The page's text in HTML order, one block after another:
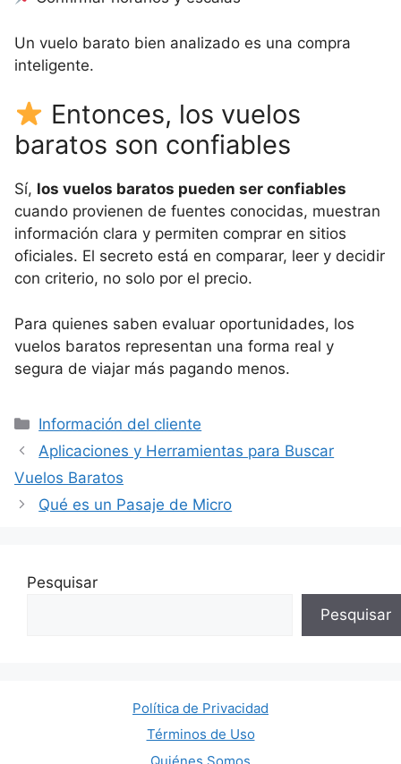
Un vuelo barato bien analizado es una compra
inteligente.
Entonces, los vuelos
baratos son confiables
Sí, los vuelos baratos pueden ser confiables
cuando provienen de fuentes conocidas, muestran
información clara y permiten comprar en sitios
oficiales. El secreto está en comparar, leer y decidir
con criterio, no solo por el precio.
Para quienes saben evaluar oportunidades, los
vuelos baratos representan una forma real y
segura de viajar más pagando menos.
Categorías
Información del cliente
Aplicaciones y Herramientas para Buscar
Vuelos Baratos
Qué es un Pasaje de Micro
Pesquisar
Pesquisar
Política de Privacidad
Términos de Uso
Quiénes Somos